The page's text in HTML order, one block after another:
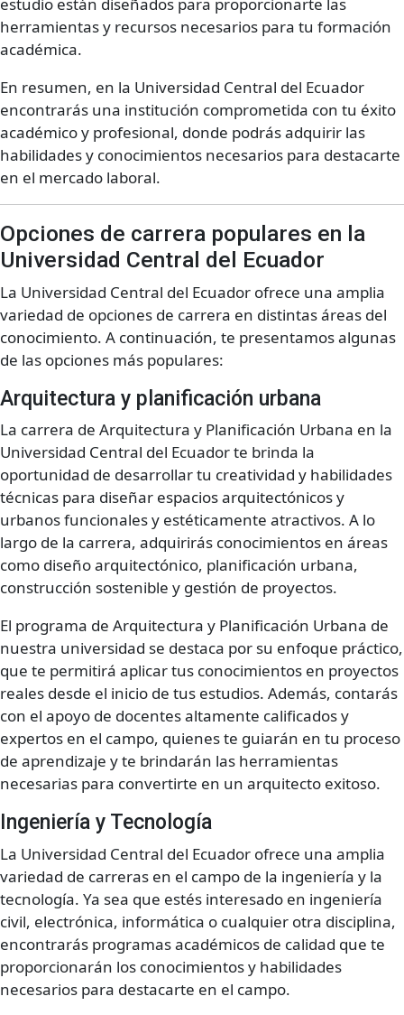
estudio están diseñados para proporcionarte las
herramientas y recursos necesarios para tu formación
académica.
En resumen, en la Universidad Central del Ecuador
encontrarás una institución comprometida con tu éxito
académico y profesional, donde podrás adquirir las
habilidades y conocimientos necesarios para destacarte
en el mercado laboral.
Opciones de carrera populares en la
Universidad Central del Ecuador
La Universidad Central del Ecuador ofrece una amplia
variedad de opciones de carrera en distintas áreas del
conocimiento. A continuación, te presentamos algunas
de las opciones más populares:
Arquitectura y planificación urbana
La carrera de Arquitectura y Planificación Urbana en la
Universidad Central del Ecuador te brinda la
oportunidad de desarrollar tu creatividad y habilidades
técnicas para diseñar espacios arquitectónicos y
urbanos funcionales y estéticamente atractivos. A lo
largo de la carrera, adquirirás conocimientos en áreas
como diseño arquitectónico, planificación urbana,
construcción sostenible y gestión de proyectos.
El programa de Arquitectura y Planificación Urbana de
nuestra universidad se destaca por su enfoque práctico,
que te permitirá aplicar tus conocimientos en proyectos
reales desde el inicio de tus estudios. Además, contarás
con el apoyo de docentes altamente calificados y
expertos en el campo, quienes te guiarán en tu proceso
de aprendizaje y te brindarán las herramientas
necesarias para convertirte en un arquitecto exitoso.
Ingeniería y Tecnología
La Universidad Central del Ecuador ofrece una amplia
variedad de carreras en el campo de la ingeniería y la
tecnología. Ya sea que estés interesado en ingeniería
civil, electrónica, informática o cualquier otra disciplina,
encontrarás programas académicos de calidad que te
proporcionarán los conocimientos y habilidades
necesarios para destacarte en el campo.